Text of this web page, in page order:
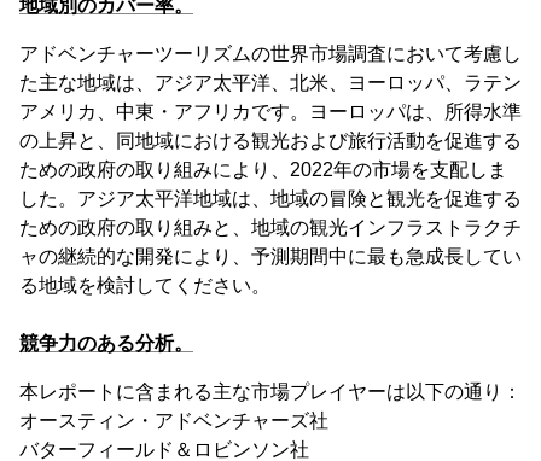
地域別のカバー率。
アドベンチャーツーリズムの世界市場調査において考慮し
た主な地域は、アジア太平洋、北米、ヨーロッパ、ラテン
アメリカ、中東・アフリカです。ヨーロッパは、所得水準
の上昇と、同地域における観光および旅行活動を促進する
ための政府の取り組みにより、2022年の市場を支配しま
した。アジア太平洋地域は、地域の冒険と観光を促進する
ための政府の取り組みと、地域の観光インフラストラクチ
ャの継続的な開発により、予測期間中に最も急成長してい
る地域を検討してください。
競争力のある分析。
本レポートに含まれる主な市場プレイヤーは以下の通り：
オースティン・アドベンチャーズ社
バターフィールド＆ロビンソン社